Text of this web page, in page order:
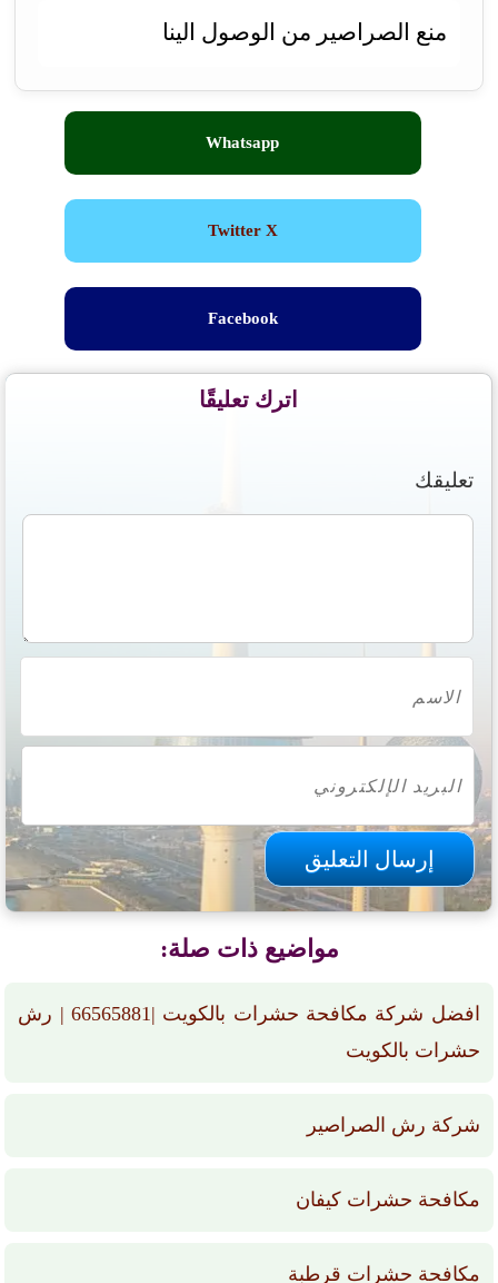
منع الصراصير من الوصول الينا
Whatsapp
Twitter X
Facebook
اترك تعليقًا
تعليقك
مواضيع ذات صلة:
افضل شركة مكافحة حشرات بالكويت |66565881 | رش
حشرات بالكويت
شركة رش الصراصير
مكافحة حشرات كيفان
مكافحة حشرات قرطبة